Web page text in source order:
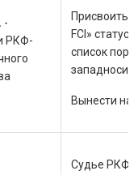
-
РКФ-
Присвоить
FCI»
список
Вынести на
Судье РКФ-